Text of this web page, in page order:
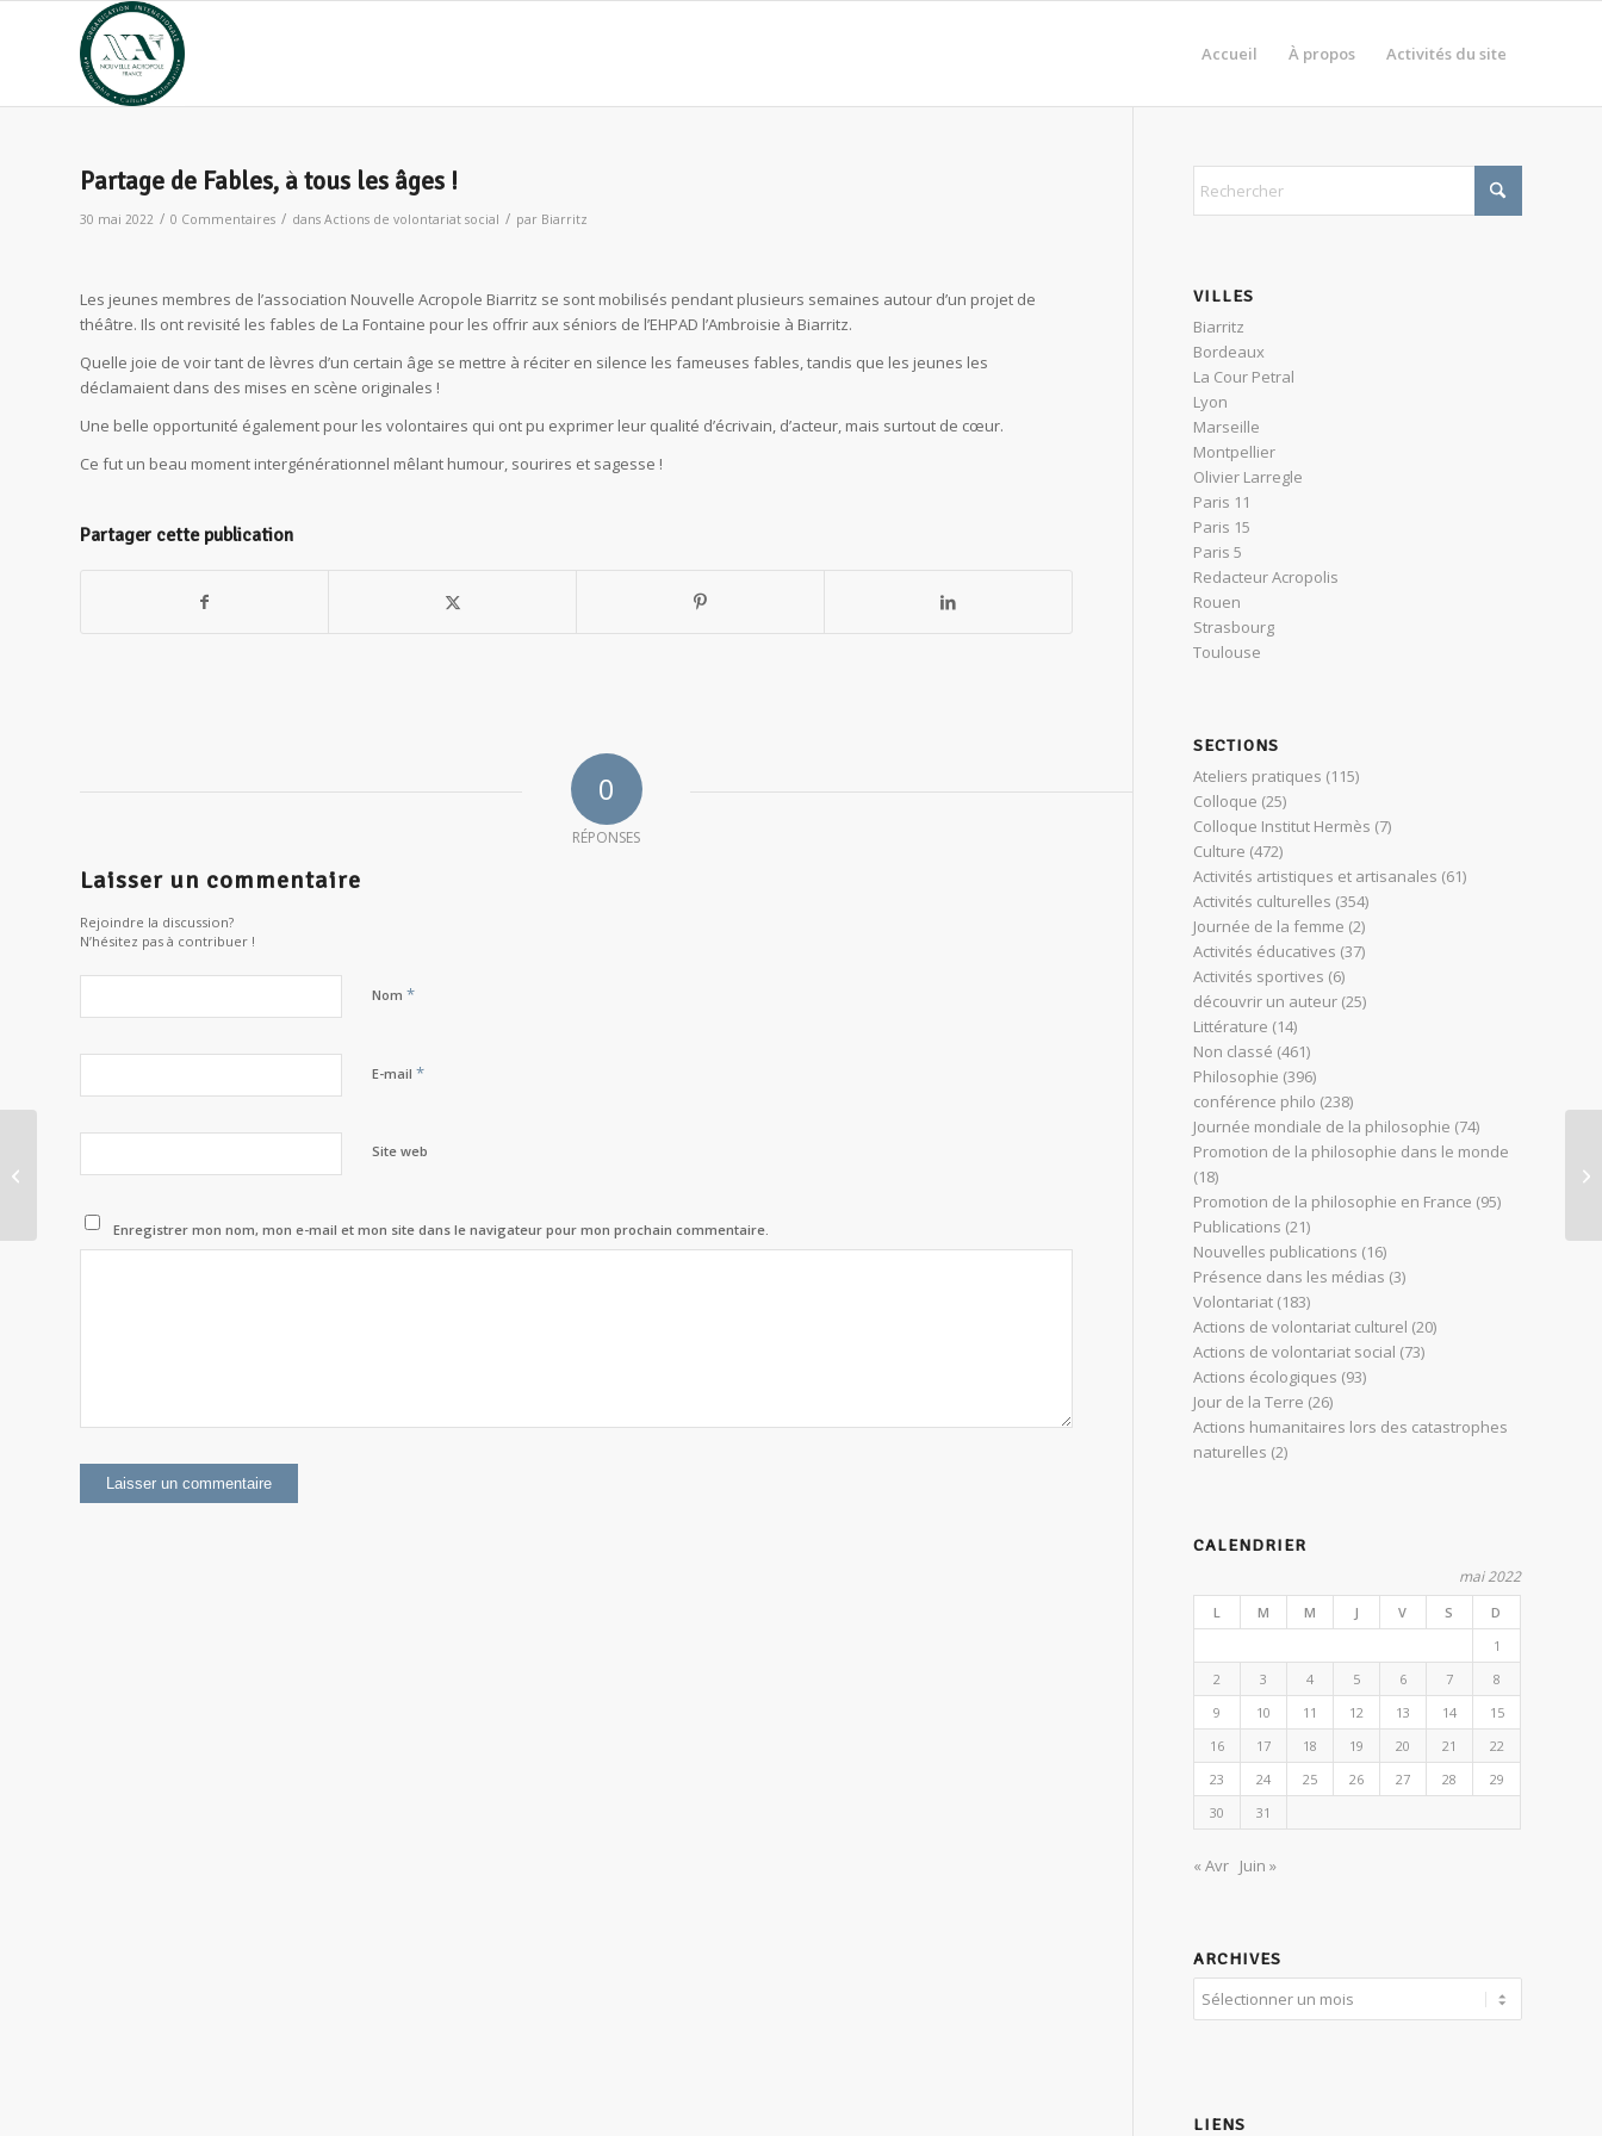
Accueil À propos Activités du site
Partage de Fables, à tous les âges !
30 mai 2022 / 0 Commentaires / dans Actions de volontariat social / par Biarritz
Les jeunes membres de l’association Nouvelle Acropole Biarritz se sont mobilisés pendant plusieurs semaines autour d’un projet de
théâtre. Ils ont revisité les fables de La Fontaine pour les offrir aux séniors de l’EHPAD l’Ambroisie à Biarritz.
Quelle joie de voir tant de lèvres d’un certain âge se mettre à réciter en silence les fameuses fables, tandis que les jeunes les
déclamaient dans des mises en scène originales !
Une belle opportunité également pour les volontaires qui ont pu exprimer leur qualité d’écrivain, d’acteur, mais surtout de cœur.
Ce fut un beau moment intergénérationnel mêlant humour, sourires et sagesse !
Partager cette publication
0
RÉPONSES
Laisser un commentaire
Rejoindre la discussion?
N’hésitez pas à contribuer !
Nom *
E-mail *
Site web
Enregistrer mon nom, mon e-mail et mon site dans le navigateur pour mon prochain commentaire.
VILLES
Biarritz
Bordeaux
La Cour Petral
Lyon
Marseille
Montpellier
Olivier Larregle
Paris 11
Paris 15
Paris 5
Redacteur Acropolis
Rouen
Strasbourg
Toulouse
SECTIONS
Ateliers pratiques (115)
Colloque (25)
Colloque Institut Hermès (7)
Culture (472)
Activités artistiques et artisanales (61)
Activités culturelles (354)
Journée de la femme (2)
Activités éducatives (37)
Activités sportives (6)
découvrir un auteur (25)
Littérature (14)
Non classé (461)
Philosophie (396)
conférence philo (238)
Journée mondiale de la philosophie (74)
Promotion de la philosophie dans le monde
(18)
Promotion de la philosophie en France (95)
Publications (21)
Nouvelles publications (16)
Présence dans les médias (3)
Volontariat (183)
Actions de volontariat culturel (20)
Actions de volontariat social (73)
Actions écologiques (93)
Jour de la Terre (26)
Actions humanitaires lors des catastrophes
naturelles (2)
CALENDRIER
mai 2022
L M M J V S
D
1
2
3 4 5 6 7
8
9
10 11 12 13 14
15
16
17 18 19 20 21
22
23
24 25 26 27 28
29
30
31
« Avr Juin »
ARCHIVES
LIENS
Les Cafés Philo de mai